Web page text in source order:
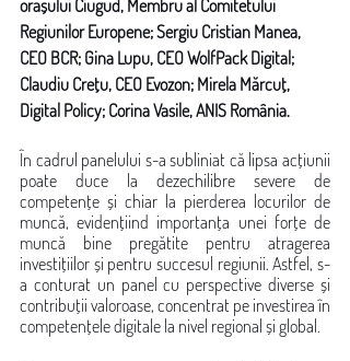
orașului Ciugud, Membru al Comitetului
Regiunilor Europene; Sergiu Cristian Manea,
CEO BCR; Gina Lupu, CEO WolfPack Digital;
Claudiu Crețu, CEO Evozon; Mirela Mărcuț,
Digital Policy; Corina Vasile, ANIS România.
În cadrul panelului s-a subliniat că lipsa acțiunii
poate duce la dezechilibre severe de
competențe și chiar la pierderea locurilor de
muncă, evidențiind importanța unei forțe de
muncă bine pregătite pentru atragerea
investițiilor și pentru succesul regiunii. Astfel, s-
a conturat un panel cu perspective diverse și
contribuții valoroase, concentrat pe investirea în
competențele digitale la nivel regional și global.